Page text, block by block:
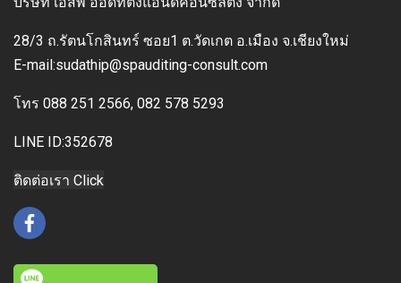
28/3 ถ.รัตนโกสินทร์ ซอย1 ต.วัดเกต อ.เมือง จ.เชียงใหม่
E-mail:sudathip@spauditing-consult.com
โทร 088 251 2566, 082 578 5293
LINE ID:352678
ติดต่อเรา Click